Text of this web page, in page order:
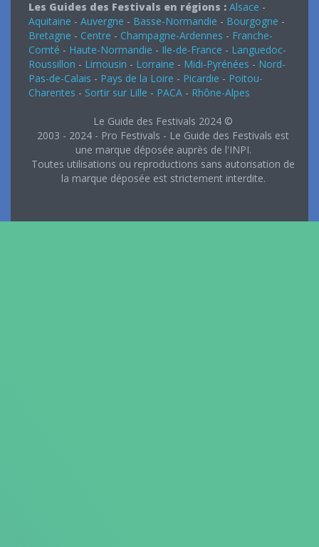
Les Guides des Festivals en régions : Alsace -
Aquitaine - Auvergne - Basse-Normandie - Bourgogne -
Bretagne - Centre - Champagne-Ardennes - Franche-
Comté - Haute-Normandie - Ile-de-France - Languedoc-
Roussillon - Limousin - Lorraine - Midi-Pyrénées - Nord-
Pas-de-Calais - Pays de la Loire - Picardie - Poitou-
Charentes - Sortir sur Lille - PACA - Rhône-Alpes
Le Guide des Festivals 2024 ©
2003 - 2024 - Pro Festivals - Le Guide des Festivals est
une marque déposée auprès de l'INPI.
Toutes utilisations ou reproductions sans autorisation de
la marque déposée est strictement interdite.